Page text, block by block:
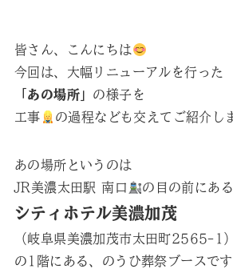
皆さん、こんにちは
今回は、大幅リニューアルを行った
「あの場所」 の様子を
工事
の過程なども交えてご紹介し
あの場所というのは
JR美濃太田駅 南口
の目の前にある
シティホテル美濃加茂
（岐阜県美濃加茂市太田町2565-1）
の1階にある、のうひ葬祭ブースです